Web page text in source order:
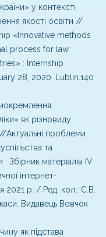
у контексті
якості освіти //
«Innovative methods
process for law
: Internship
28, 2020. Lublin.140
як різновиду
проблеми
та
Збірник матеріалів ІV
інтернет-
2021 р. / Ред. кол.: С.В.
Видавець Вовчок
як підстава